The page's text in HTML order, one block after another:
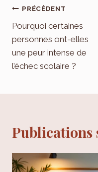
Navigation
de
l’article
PRÉCÉDENT
Pourquoi certaines
personnes ont-elles
une peur intense de
l’échec scolaire ?
Publications